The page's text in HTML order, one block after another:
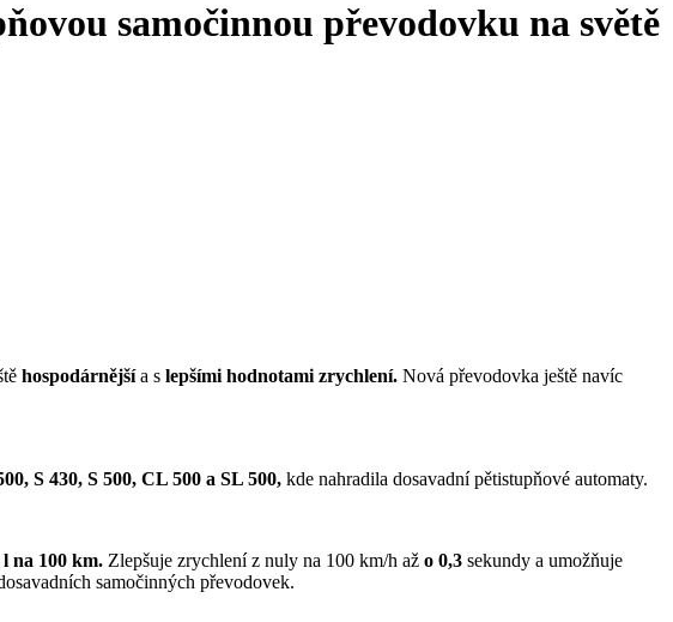
samočinnou převodovku na světě
hospodárnějšía s lepšími hodnotami zrychlení. Nová převodovka ještě navíc
S 430, S 500, CL 500 a SL 500, kde nahradila dosavadní pětistupňové automaty.
l na 100 km. Zlepšuje zrychlení z nuly na 100 km/h až o 0,3 sekundy a umožňuje
samočinných převodovek.